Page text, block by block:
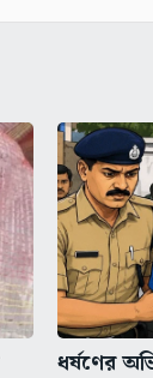
ধর্ষণের